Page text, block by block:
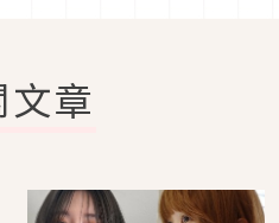
章